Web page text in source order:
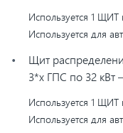
Используется 1 ЩИТ
Используется для
Щит
3*х ГПС по 32
Используется 1 ЩИТ
Используется для